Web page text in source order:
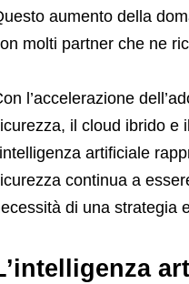
aumento della
molti partner che ne
l’accelerazione
il cloud ibrido e
artificiale
continua a
di una strategia